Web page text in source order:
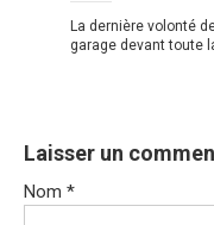
La dernière volonté
garage devant toute
Laisser un
Nom *